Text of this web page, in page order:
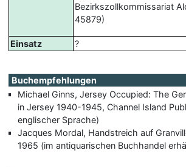
Bezirkszollkommissariat
45879)
Einsatz ?
Buchempfehlungen
Michael Ginns, Jersey Occupied: The
in Jersey 1940-1945, Channel Island
englischer Sprache)
Jacques Mordal, Handstreich auf
1965 (im antiquarischen Buchhandel